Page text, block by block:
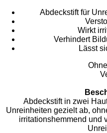
Abdeckstift für
Wirkt
Verhindert
Lässt
Abdeckstift in zwei
Unreinheiten gezielt ab,
irritationshemmend und